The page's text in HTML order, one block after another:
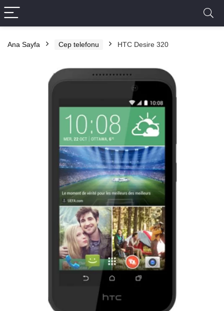
Ana Sayfa Cep telefonu HTC Desire 320